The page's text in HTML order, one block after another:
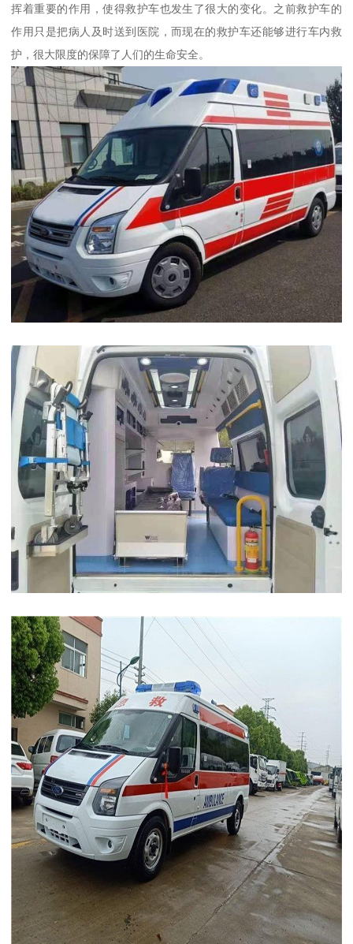
挥着重要的作用，使得救护车也发生了很大的变化。之前救护车的
作用只是把病人及时送到医院，而现在的救护车还能够进行车内救
护，很大限度的保障了人们的生命安全。